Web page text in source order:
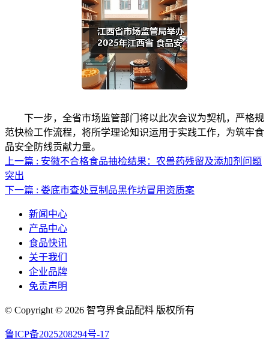
下一步，全省市场监管部门将以此次会议为契机，严格规
范快检工作流程，将所学理论知识运用于实践工作，为筑牢食
品安全防线贡献力量。
上一篇 : 安徽不合格食品抽检结果：农兽药残留及添加剂问题
突出
下一篇 : 娄底市查处豆制品黑作坊冒用资质案
新闻中心
产品中心
食品快讯
关于我们
企业品牌
免责声明
© Copyright © 2026 智穹界食品配料 版权所有
鲁ICP备2025208294号-17